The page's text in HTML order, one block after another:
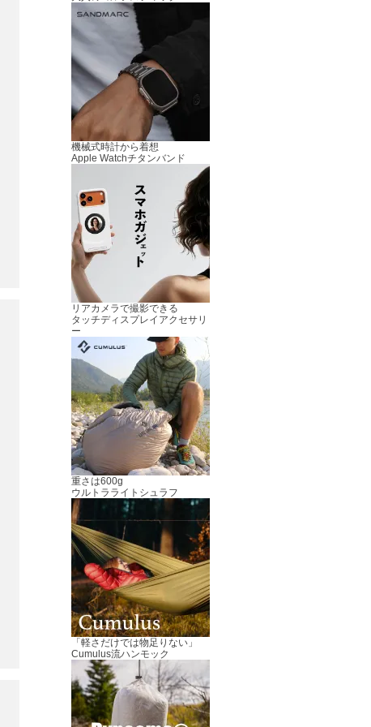
機械式時計から着想
Apple Watchチタンバンド
リアカメラで撮影できる
タッチディスプレイアクセサリ
ー
重さは600g
ウルトラライトシュラフ
「軽さだけでは物足りない」
Cumulus流ハンモック